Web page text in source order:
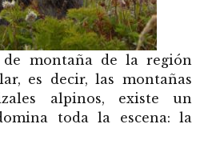
de montaña de la región
es decir, las montañas
alpinos, existe un
toda la escena: la